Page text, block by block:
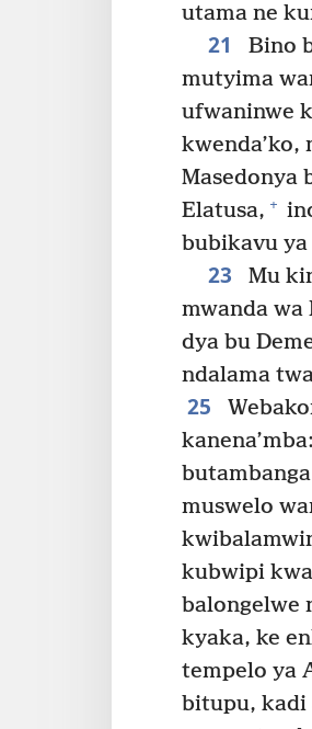
utama ne
21
Bino
mutyima
ufwaninwe
kwenda’ko,
Masedonya
Elatusa, +
bubikavu ya
23 Mu
mwanda wa
dya bu
ndalama
25
muswelo
kubwipi
balongelwe
kyaka, ke
tempelo ya
bitupu, kadi